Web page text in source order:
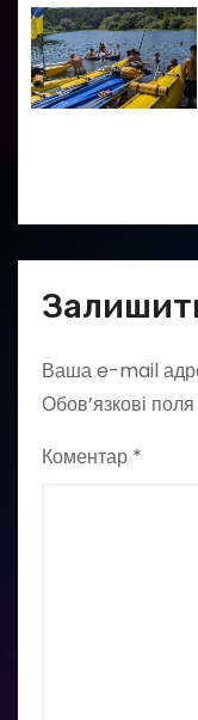
Ваша e-mail
Обов’язкові
Коментар *